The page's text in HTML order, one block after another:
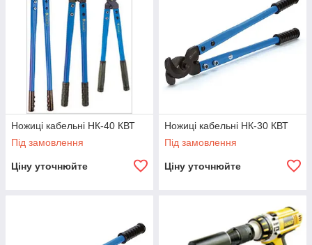
Ножиці кабельні НК-40 КВТ
Під замовлення
Ціну уточнюйте
Ножиці кабельні НК-30 КВТ
Під замовлення
Ціну уточнюйте